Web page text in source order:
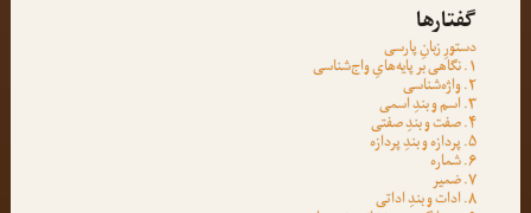
گفتارها
دستورِ زبانِ پارسی
۱. نگاهی بر پایه‌هایِ واج‌شناسی
۲. واژه‌شناسی
۳. اسم و بندِ اسمی
۴. صفت و بندِ صفتی
۵. پردازه و بندِ پردازه
۶. شماره
۷. ضمیر
۸. ادات و بندِ اداتی